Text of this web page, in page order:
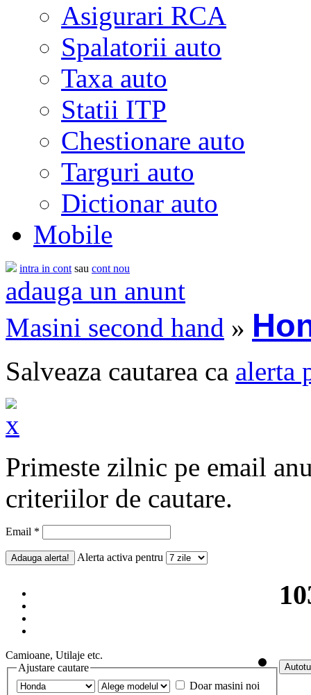
Asigurari RCA
Spalatorii auto
Taxa auto
Statii ITP
Chestionare auto
Targuri auto
Dictionar auto
Mobile
intra in cont sau cont nou
adauga un anunt
Masini second hand »
Salveaza cautarea ca alerta
Primeste zilnic pe email
criteriilor de cautare.
Email *
Alerta activa pentru
Camioane, Utilaje etc.
Ajustare cautare
Doar masini noi